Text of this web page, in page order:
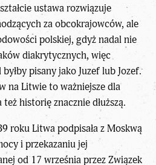
ustawa rozwiązuje
za obcokrajowców, ale
polskiej, gdyż nadal nie
diakrytycznych, więc
pisany jako Juzef lub Jozef.
na Litwie to ważniejsze dla
historię znacznie dłuższą.
roku Litwa podpisała z Moskwą
i przekazaniu jej
od 17 września przez Związek